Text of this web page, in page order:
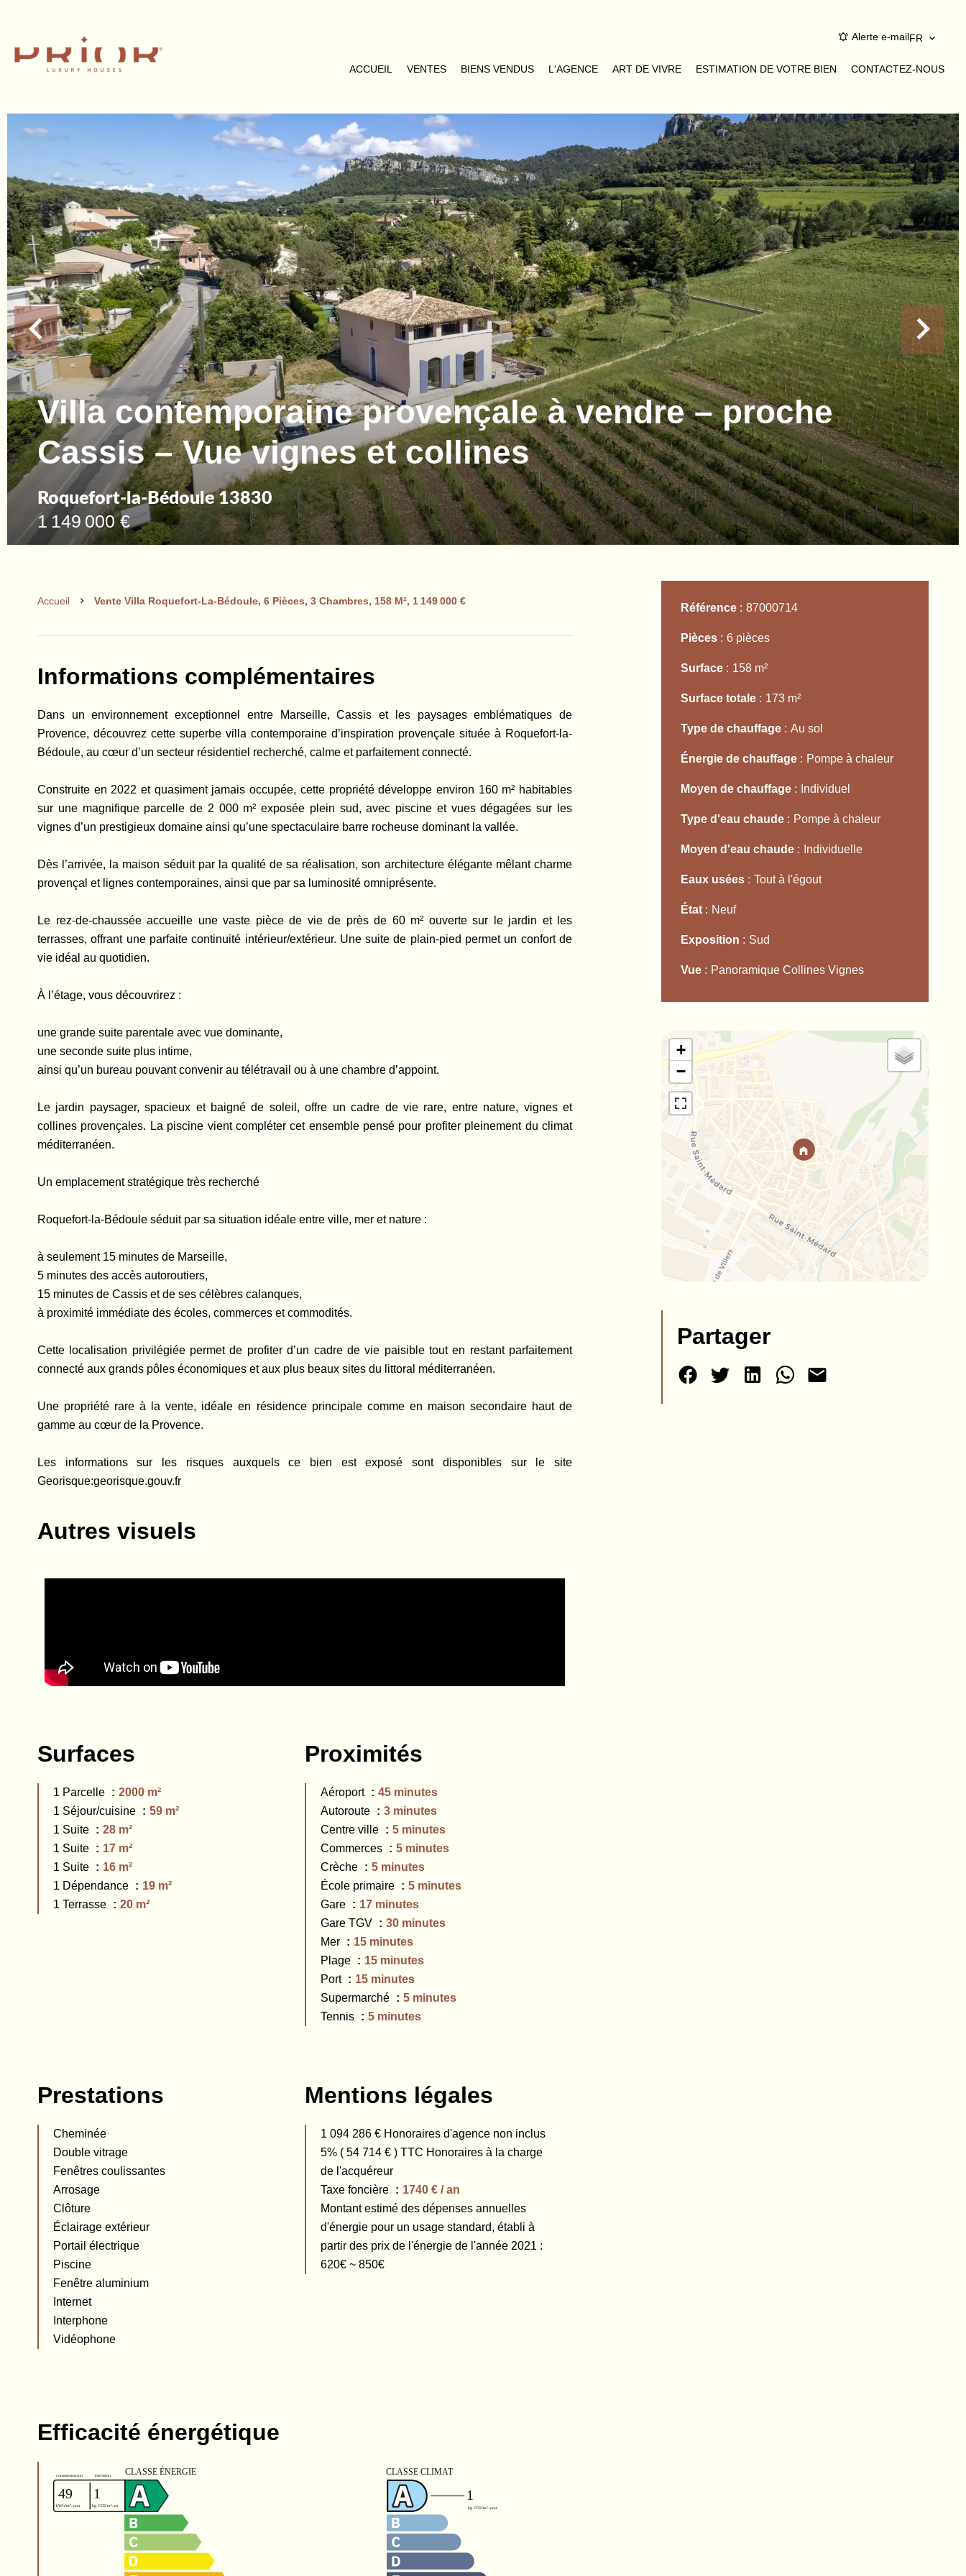
Alerte e-mailFR
ACCUEIL VENTES BIENS VENDUS L'AGENCE ART DE VIVRE ESTIMATION DE VOTRE BIEN CONTACTEZ-NOUS
Villa contemporaine provençale à vendre – proche
Cassis – Vue vignes et collines
Roquefort-la-Bédoule 13830
1 149 000 €
Accueil Vente Villa Roquefort-La-Bédoule, 6 Pièces, 3 Chambres, 158 M², 1 149 000 €
Informations complémentaires
Dans un environnement exceptionnel entre Marseille, Cassis et les paysages emblématiques de
Provence, découvrez cette superbe villa contemporaine d’inspiration provençale située à Roquefort-la-
Bédoule, au cœur d’un secteur résidentiel recherché, calme et parfaitement connecté.
Construite en 2022 et quasiment jamais occupée, cette propriété développe environ 160 m² habitables
sur une magnifique parcelle de 2 000 m² exposée plein sud, avec piscine et vues dégagées sur les
vignes d’un prestigieux domaine ainsi qu’une spectaculaire barre rocheuse dominant la vallée.
Dès l’arrivée, la maison séduit par la qualité de sa réalisation, son architecture élégante mêlant charme
provençal et lignes contemporaines, ainsi que par sa luminosité omniprésente.
Le rez-de-chaussée accueille une vaste pièce de vie de près de 60 m² ouverte sur le jardin et les
terrasses, offrant une parfaite continuité intérieur/extérieur. Une suite de plain-pied permet un confort de
vie idéal au quotidien.
À l’étage, vous découvrirez :
une grande suite parentale avec vue dominante,
une seconde suite plus intime,
ainsi qu’un bureau pouvant convenir au télétravail ou à une chambre d’appoint.
Le jardin paysager, spacieux et baigné de soleil, offre un cadre de vie rare, entre nature, vignes et
collines provençales. La piscine vient compléter cet ensemble pensé pour profiter pleinement du climat
méditerranéen.
Un emplacement stratégique très recherché
Roquefort-la-Bédoule séduit par sa situation idéale entre ville, mer et nature :
à seulement 15 minutes de Marseille,
5 minutes des accès autoroutiers,
15 minutes de Cassis et de ses célèbres calanques,
à proximité immédiate des écoles, commerces et commodités.
Cette localisation privilégiée permet de profiter d’un cadre de vie paisible tout en restant parfaitement
connecté aux grands pôles économiques et aux plus beaux sites du littoral méditerranéen.
Une propriété rare à la vente, idéale en résidence principale comme en maison secondaire haut de
gamme au cœur de la Provence.
Les informations sur les risques auxquels ce bien est exposé sont disponibles sur le site
Georisque:georisque.gouv.fr
Autres visuels
Surfaces
1 Parcelle
2000 m²
1 Séjour/cuisine
59 m²
1 Suite
28 m²
1 Suite
17 m²
1 Suite
16 m²
1 Dépendance
19 m²
1 Terrasse
20 m²
Proximités
Aéroport
45 minutes
Autoroute
3 minutes
Centre ville
5 minutes
Commerces
5 minutes
Crèche
5 minutes
École primaire
5 minutes
Gare
17 minutes
Gare TGV
30 minutes
Mer
15 minutes
Plage
15 minutes
Port
15 minutes
Supermarché
5 minutes
Tennis
5 minutes
Prestations
Cheminée
Double vitrage
Fenêtres coulissantes
Arrosage
Clôture
Éclairage extérieur
Portail électrique
Piscine
Fenêtre aluminium
Internet
Interphone
Vidéophone
Mentions légales
1 094 286 € Honoraires d'agence non inclus
5% ( 54 714 € ) TTC Honoraires à la charge
de l'acquéreur
Taxe foncière
1740 € / an
Montant estimé des dépenses annuelles
d'énergie pour un usage standard, établi à
partir des prix de l'énergie de l'année 2021 :
620€ ~ 850€
Efficacité énergétique
Référence 87000714
Pièces 6 pièces
Surface 158 m²
Surface totale 173 m²
Type de chauffage Au sol
Énergie de chauffage Pompe à chaleur
Moyen de chauffage Individuel
Type d'eau chaude Pompe à chaleur
Moyen d'eau chaude Individuelle
Eaux usées Tout à l'égout
État Neuf
Exposition Sud
Vue Panoramique Collines Vignes
+
−
Partager